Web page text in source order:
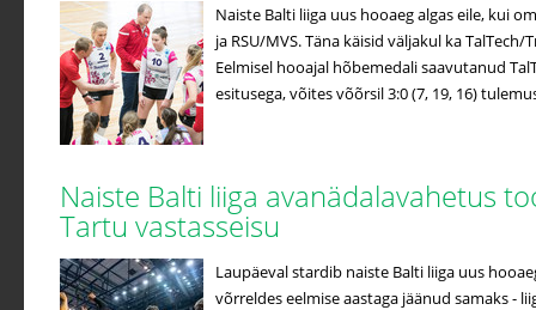
Naiste Balti liiga uus hooaeg algas eile, kui
ja RSU/MVS. Täna käisid väljakul ka
Eelmisel hooajal hõbemedali saavutanud
esitusega, võites võõrsil 3:0 (7, 19, 16)
Naiste Balti liiga avanädalavahetus
Tartu vastasseisu
Laupäeval stardib naiste Balti liiga uus
võrreldes eelmise aastaga jäänud samaks -